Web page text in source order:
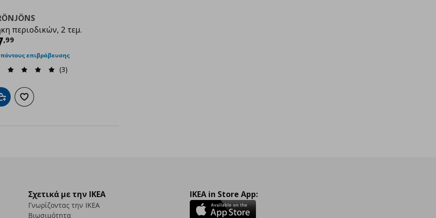
περιοδικών, 2 τεμ.
,99 τιμή
επιβράβευσης
(3)
Προσθήκη στο καλάθι
Προσθήκη στα αγαπημένα
Σχετικά με την IKEA
Γνωρίζοντας την IKEA
Βιωσιμότητα
IKEA in Store App: